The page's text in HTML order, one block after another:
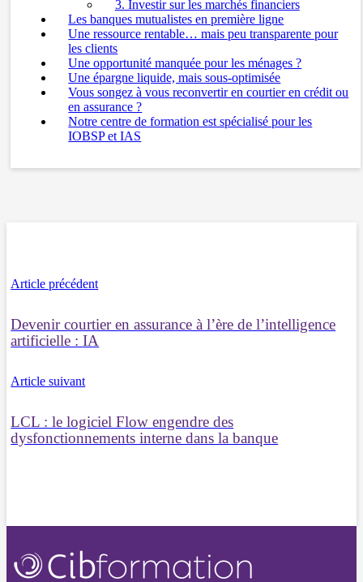
3. Investir sur les marchés financiers
Les banques mutualistes en première ligne
Une ressource rentable… mais peu transparente pour
les clients
Une opportunité manquée pour les ménages ?
Une épargne liquide, mais sous-optimisée
Vous songez à vous reconvertir en courtier en crédit ou
en assurance ?
Notre centre de formation est spécialisé pour les
IOBSP et IAS
Article précédent
Devenir courtier en assurance à l’ère de l’intelligence
artificielle : IA
Article suivant
LCL : le logiciel Flow engendre des
dysfonctionnements interne dans la banque